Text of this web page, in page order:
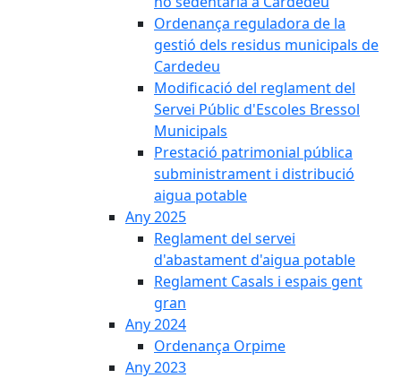
Ordenança reguladora de la
gestió dels residus municipals de
Cardedeu
Modificació del reglament del
Servei Públic d'Escoles Bressol
Municipals
Prestació patrimonial pública
subministrament i distribució
aigua potable
Any 2025
Reglament del servei
d'abastament d'aigua potable
Reglament Casals i espais gent
gran
Any 2024
Ordenança Orpime
Any 2023